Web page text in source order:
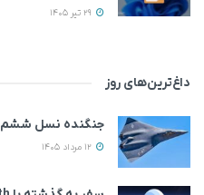
داغ‌ترین‌های روز
جنگنده نسل ششم F-47 در مسیر نخستین پرواز